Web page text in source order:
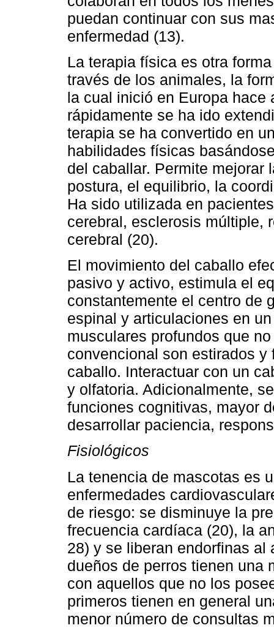
puedan continuar con sus
enfermedad (13).
La terapia física es otra
través de los animales, la
la cual inició en Europa hace
rápidamente se ha ido
terapia se ha convertido en
habilidades físicas
del caballar. Permite mejorar
postura, el equilibrio, la
Ha sido utilizada en
cerebral, esclerosis múltiple,
cerebral (20).
El movimiento del caballo
pasivo y activo, estimula el
constantemente el centro de
espinal y articulaciones en
musculares profundos que
convencional son estirados
caballo. Interactuar con un
y olfatoria. Adicionalmente,
funciones cognitivas, mayor
desarrollar paciencia,
Fisiológicos
La tenencia de mascotas es
enfermedades
de riesgo: se disminuye la
frecuencia cardíaca (20), la
28) y se liberan endorfinas
dueños de perros tienen una
con aquellos que no los
primeros tienen en general
menor número de consultas